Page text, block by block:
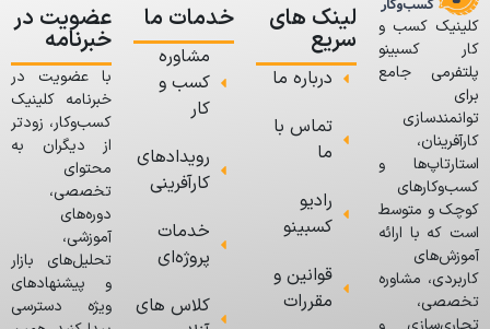
کلینیک کسب و
کار کسبینو
پلتفرمی جامع
برای
توانمندسازی
کارآفرینان،
استارتاپ‌ها و
کسب‌وکارهای
کوچک و متوسط
است که با ارائه
آموزش‌های
کاربردی، مشاوره
تخصصی،
لینک های
سریع
درباره ما
تماس با
ما
رادیو
کسبینو
قوانین و
مقررات
خدمات ما
مشاوره
کسب و
کار
رویدادهای
کارآفرینی
خدمات
پروژه‌ای
کلاس های
عضویت در
خبرنامه
با عضویت در
خبرنامه کلینیک
کسب‌وکار، زودتر
از دیگران به
محتوای
تخصصی،
دوره‌های
آموزشی،
تحلیل‌های بازار
و پیشنهادهای
ویژه دسترسی